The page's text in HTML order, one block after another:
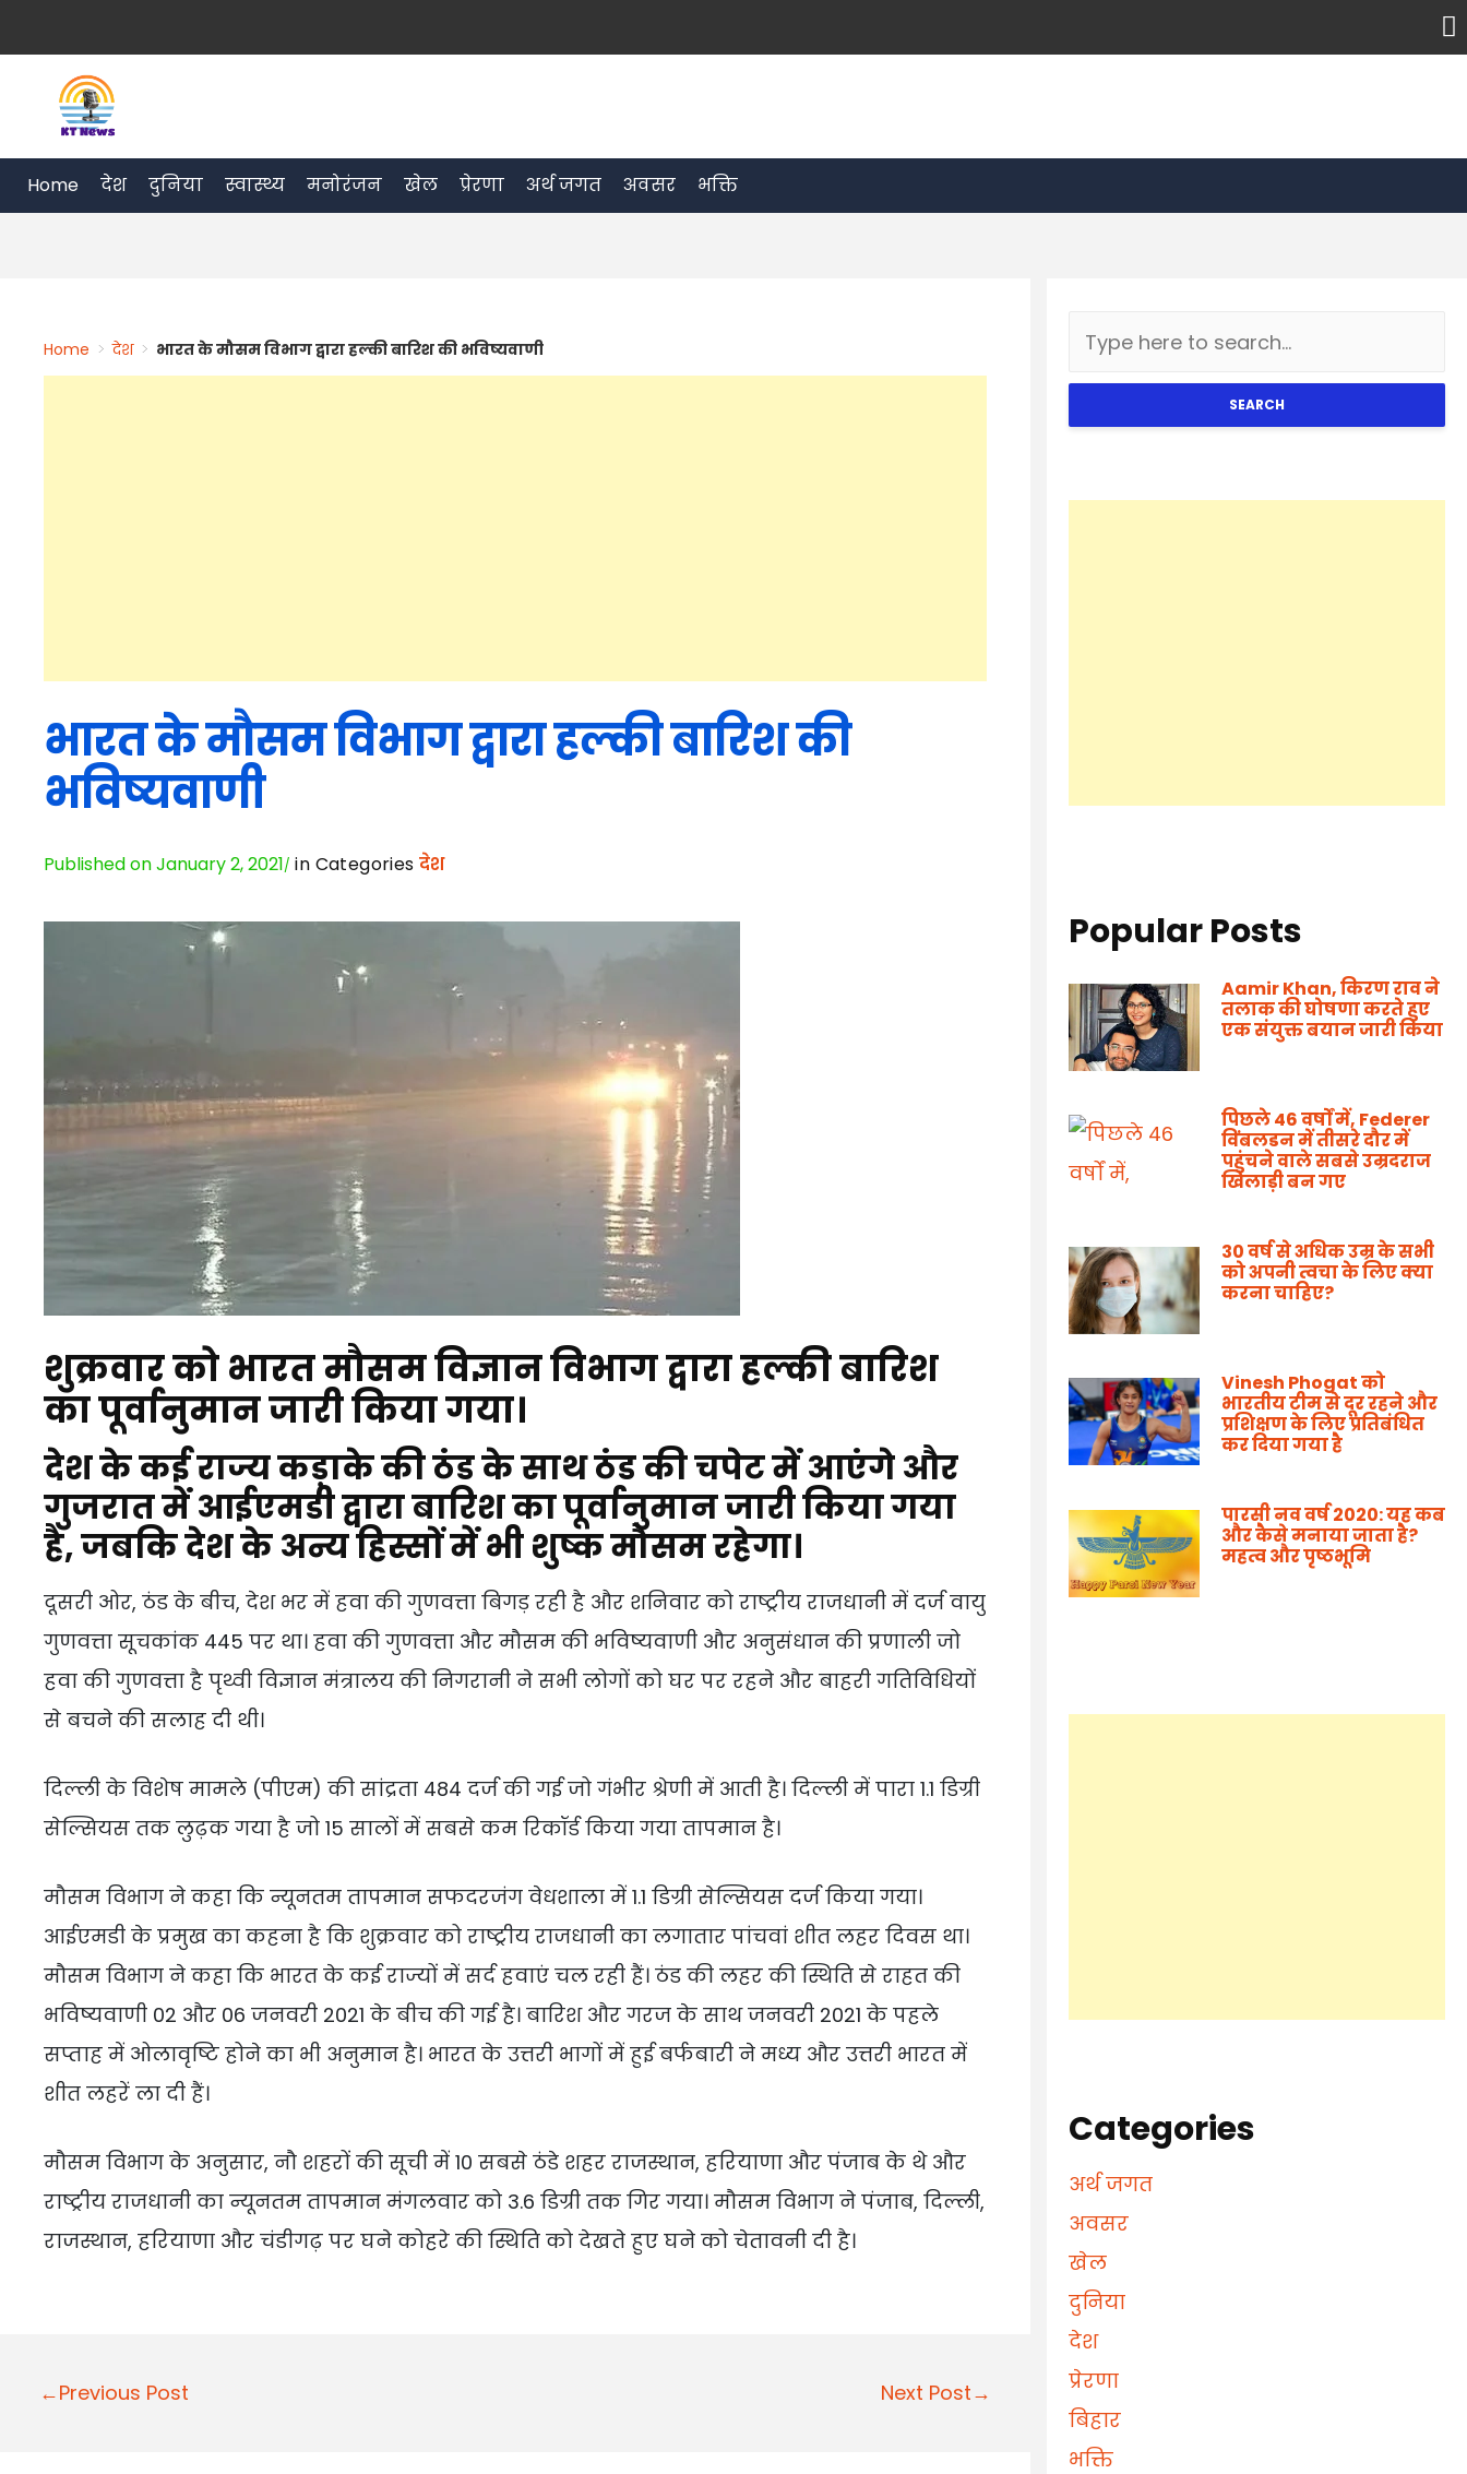
to
content
Home देश दुनिया स्वास्थ्य मनोरंजन खेल प्रेरणा अर्थ जगत अवसर भक्ति
Home > देश > भारत के मौसम विभाग द्वारा हल्की बारिश की भविष्यवाणी
भारत के मौसम विभाग द्वारा हल्की बारिश की
भविष्यवाणी
Published on January 2, 2021 in Categories देश
शुक्रवार को भारत मौसम विज्ञान विभाग द्वारा हल्की बारिश
का पूर्वानुमान जारी किया गया।
देश के कई राज्य कड़ाके की ठंड के साथ ठंड की चपेट में आएंगे और
गुजरात में आईएमडी द्वारा बारिश का पूर्वानुमान जारी किया गया
है, जबकि देश के अन्य हिस्सों में भी शुष्क मौसम रहेगा।
दूसरी ओर, ठंड के बीच, देश भर में हवा की गुणवत्ता बिगड़ रही है और शनिवार को राष्ट्रीय राजधानी में दर्ज वायु
गुणवत्ता सूचकांक 445 पर था। हवा की गुणवत्ता और मौसम की भविष्यवाणी और अनुसंधान की प्रणाली जो
हवा की गुणवत्ता है पृथ्वी विज्ञान मंत्रालय की निगरानी ने सभी लोगों को घर पर रहने और बाहरी गतिविधियों
से बचने की सलाह दी थी।
दिल्ली के विशेष मामले (पीएम) की सांद्रता 484 दर्ज की गई जो गंभीर श्रेणी में आती है। दिल्ली में पारा 1.1 डिग्री
सेल्सियस तक लुढ़क गया है जो 15 सालों में सबसे कम रिकॉर्ड किया गया तापमान है।
मौसम विभाग ने कहा कि न्यूनतम तापमान सफदरजंग वेधशाला में 1.1 डिग्री सेल्सियस दर्ज किया गया।
आईएमडी के प्रमुख का कहना है कि शुक्रवार को राष्ट्रीय राजधानी का लगातार पांचवां शीत लहर दिवस था।
मौसम विभाग ने कहा कि भारत के कई राज्यों में सर्द हवाएं चल रही हैं। ठंड की लहर की स्थिति से राहत की
भविष्यवाणी 02 और 06 जनवरी 2021 के बीच की गई है। बारिश और गरज के साथ जनवरी 2021 के पहले
सप्ताह में ओलावृष्टि होने का भी अनुमान है। भारत के उत्तरी भागों में हुई बर्फबारी ने मध्य और उत्तरी भारत में
शीत लहरें ला दी हैं।
मौसम विभाग के अनुसार, नौ शहरों की सूची में 10 सबसे ठंडे शहर राजस्थान, हरियाणा और पंजाब के थे और
राष्ट्रीय राजधानी का न्यूनतम तापमान मंगलवार को 3.6 डिग्री तक गिर गया। मौसम विभाग ने पंजाब, दिल्ली,
राजस्थान, हरियाणा और चंडीगढ़ पर घने कोहरे की स्थिति को देखते हुए घने को चेतावनी दी है।
Post
←Previous Post Next Post→
SEARCH
Popular Posts
Aamir Khan, किरण राव ने
तलाक की घोषणा करते हुए
एक संयुक्त बयान जारी किया
पिछले 46 वर्षों में, Federer
विंबलडन में तीसरे दौर में
पहुंचने वाले सबसे उम्रदराज
खिलाड़ी बन गए
30 वर्ष से अधिक उम्र के सभी
को अपनी त्वचा के लिए क्या
करना चाहिए?
Vinesh Phogat को
भारतीय टीम से दूर रहने और
प्रशिक्षण के लिए प्रतिबंधित
कर दिया गया है
पारसी नव वर्ष 2020: यह कब
और कैसे मनाया जाता है?
महत्व और पृष्ठभूमि
Categories
अर्थ जगत
अवसर
खेल
दुनिया
देश
प्रेरणा
बिहार
भक्ति